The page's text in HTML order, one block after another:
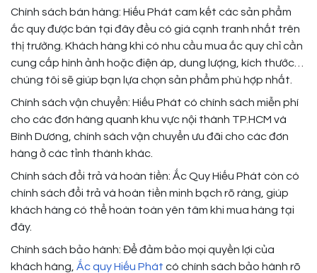
Chính sách bán hàng: Hiếu Phát cam kết các sản phẩm
ắc quy được bán tại đây đều có giá cạnh tranh nhất trên
thị trường. Khách hàng khi có nhu cầu mua ắc quy chỉ cần
cung cấp hình ảnh hoặc điện áp, dung lượng, kích thước…
chúng tôi sẽ giúp bạn lựa chọn sản phẩm phù hợp nhất.
Chính sách vận chuyển: Hiếu Phát có chính sách miễn phí
cho các đơn hàng quanh khu vực nội thành TP.HCM và
Bình Dương, chính sách vận chuyển ưu đãi cho các đơn
hàng ở các tỉnh thành khác.
Chính sách đổi trả và hoàn tiền: Ắc Quy Hiếu Phát còn có
chính sách đổi trả và hoàn tiền minh bạch rõ ràng, giúp
khách hàng có thể hoàn toàn yên tâm khi mua hàng tại
đây.
Chính sách bảo hành: Để đảm bảo mọi quyền lợi của
khách hàng, Ắc quy Hiếu Phát có chính sách bảo hành rõ